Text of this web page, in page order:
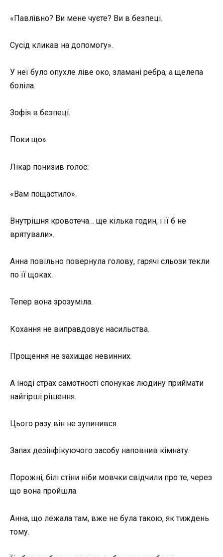
«Павлівно? Ви мене чуєте? Ви в безпеці.
Сусід кликав на допомогу».
У неї було опухле ліве око, зламані ребра, а щелепа
боліла.
Зофія в безпеці.
Поки що».
Лікар понизив голос:
«Вам пощастило».
Внутрішня кровотеча… ще кілька годин, і її б не
врятували».
Анна повільно повернула голову, гарячі сльози текли
по її щоках.
Тепер вона зрозуміла.
Кохання не виправдовує насильства.
Прощення не захищає невинних.
А іноді страх самотності спонукає людину приймати
найгірші рішення.
Цього разу він не зупинився.
Запах дезінфікуючого засобу наповнив кімнату.
Порожні, білі стіни ніби мовчки свідчили про те, через
що вона пройшла.
Анна, що лежала там, вже не була такою, як тиждень
тому.